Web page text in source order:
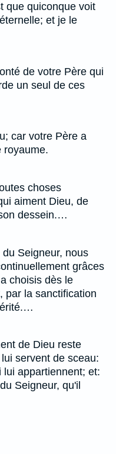
que quiconque voit
et je le
de votre Père qui
un seul de ces
car votre Père a
royaume.
choses
aiment Dieu, de
dessein.…
Seigneur, nous
grâces
choisis dès le
par la sanctification
de Dieu reste
servent de sceau:
appartiennent; et:
Seigneur, qu'il